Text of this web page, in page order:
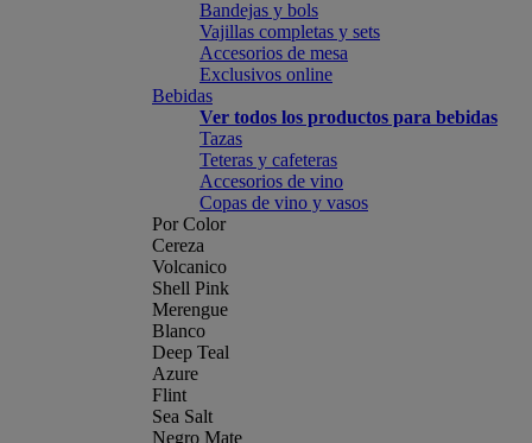
Bandejas y bols
Vajillas completas y sets
Accesorios de mesa
Exclusivos online
Bebidas
Ver todos los productos para bebidas
Tazas
Teteras y cafeteras
Accesorios de vino
Copas de vino y vasos
Por Color
Cereza
Volcanico
Shell Pink
Merengue
Blanco
Deep Teal
Azure
Flint
Sea Salt
Negro Mate